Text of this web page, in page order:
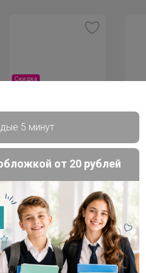
Скидка
vinyl gloves M 100шт
5 минут
от 20 рублей